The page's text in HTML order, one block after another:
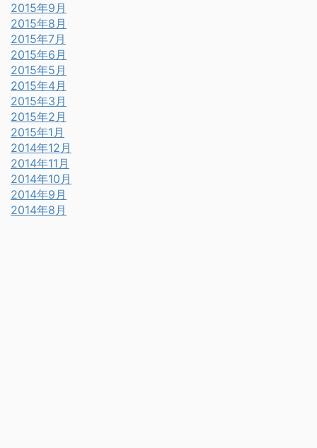
2015年9月
2015年8月
2015年7月
2015年6月
2015年5月
2015年4月
2015年3月
2015年2月
2015年1月
2014年12月
2014年11月
2014年10月
2014年9月
2014年8月